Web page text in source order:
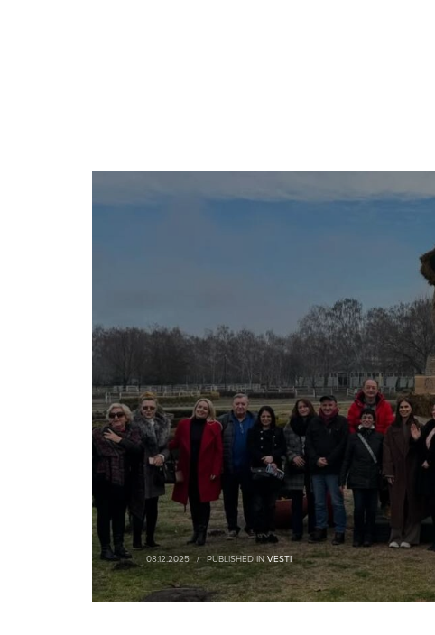
08.12.2025 / PUBLISHED IN VESTI